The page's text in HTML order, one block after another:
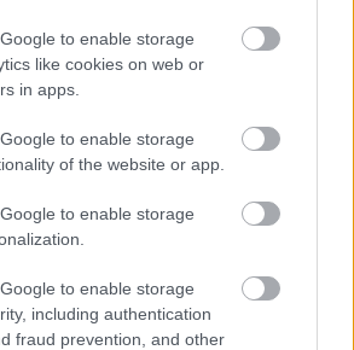
to enable storage
like cookies on web or
in apps.
to enable storage
of the website or app.
to enable storage
to enable storage
including authentication
fraud prevention, and other
Nem, a helyzet az,
az egész országot, és ez
az utakra, a közlekedéseinkre,
oktatásra és az